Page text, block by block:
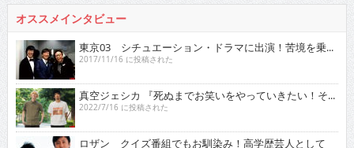
オススメインタビュー
東京03 シチュエーション・ドラマに出演！苦境を乗...
2017/11/16 に投稿された
真空ジェシカ 『死ぬまでお笑いをやっていきたい！そ...
2022/7/16 に投稿された
ロザン クイズ番組でもお馴染み！高学歴芸人として